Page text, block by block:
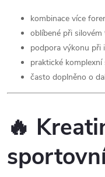
kombinace více
oblíbené při
podpora výkonu při
praktické komplexní
často doplněno o
🔥